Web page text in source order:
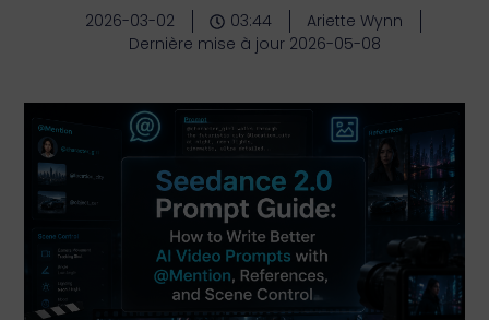
2026-03-02 03:44
Ariette Wynn
Dernière mise à jour 2026-05-08